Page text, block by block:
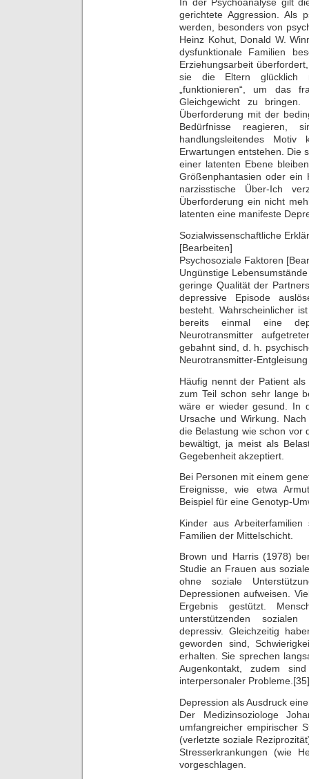
In der Psychoanalyse gilt
gerichtete Aggression. Als
werden, besonders von
Heinz Kohut, Donald W.
dysfunktionale Familien
Erziehungsarbeit
sie die Eltern glücklich
„funktionieren“, um das
Gleichgewicht zu
Überforderung mit der
Bedürfnisse reagieren,
handlungsleitendes
Erwartungen entstehen. Die
einer latenten Ebene
Größenphantasien oder ein
narzisstische Über-Ich
Überforderung ein nicht
latenten eine manifeste
Sozialwissenschaftliche
[Bearbeiten]
Psychosoziale Faktoren
Ungünstige
geringe Qualität der
depressive Episode
besteht. Wahrscheinlicher
bereits einmal eine
Neurotransmitter
gebahnt sind, d. h.
Neurotransmitter-
Häufig nennt der Patient
zum Teil schon sehr lange
wäre er wieder gesund. In
Ursache und Wirkung.
die Belastung wie schon vor
bewältigt, ja meist als
Gegebenheit akzeptiert.
Bei Personen mit einem
Ereignisse, wie etwa
Beispiel für eine Genotyp-
Kinder aus
Familien der Mittelschicht.
Brown und Harris (1978)
Studie an Frauen aus
ohne soziale
Depressionen aufweisen.
Ergebnis gestützt.
unterstützenden
depressiv. Gleichzeitig
geworden sind,
erhalten. Sie sprechen
Augenkontakt, zudem
interpersonaler Probleme.[35]
Depression als Ausdruck
Der Medizinsoziologe
umfangreicher empirischer
(verletzte soziale
Stresserkrankungen (wie
vorgeschlagen.